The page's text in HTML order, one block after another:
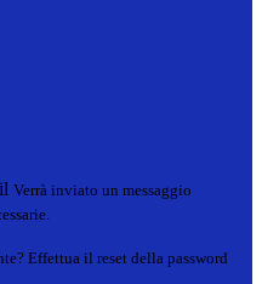
Verrà inviato un messaggio
Effettua il reset della password